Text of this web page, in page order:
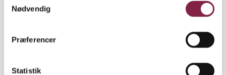
Nødvendig
Præferencer
Statistik
vedrører forhold af betydning for
bemærkninger samt svarene på disse
godkendt til?
Er den godkendelse stadig overholdt
Hvis det viser sig, at godkendelsen
er